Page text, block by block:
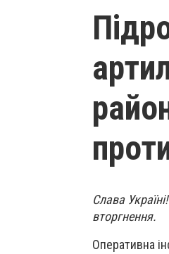
Слава
вторгнення.
Оперативна